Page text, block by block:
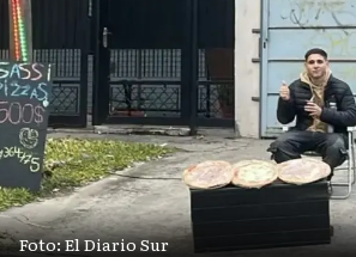
Foto: El Diario Sur